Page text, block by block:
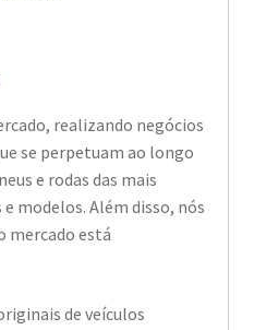
realizando negócios
se perpetuam ao longo
e rodas das mais
modelos. Além disso, nós
mercado está
de veículos